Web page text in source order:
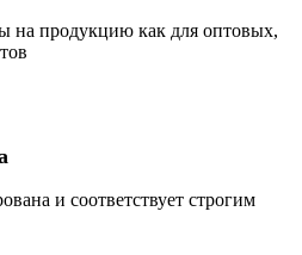
на продукцию как для оптовых,
и соответствует строгим